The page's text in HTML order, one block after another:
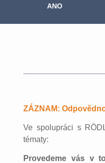
ANO
ZÁZNAM:
Ve spolupráci s
tématy:
Provedeme vás v